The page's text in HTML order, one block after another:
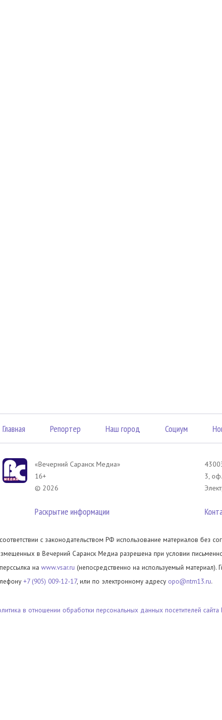
Главная Репортер Наш город Социум
«Вечерний Саранск Mедиа»
16+
© 2026
Раскрытие информации
3,
с законодательством РФ использование материалов без
в Вечерний Саранск Медиа разрешена при условии
на www.vsar.ru (непосредственно на используемый материал).
+7 (905) 009-12-17, или по электронному адресу opo@ntm13.ru.
в отношении обработки персональных данных посетителей